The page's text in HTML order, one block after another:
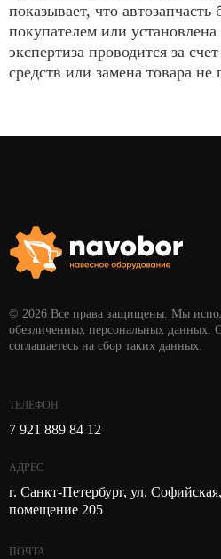
показывает, что
покупателем или
экспертиза проводится за
средств или замена товара не
© 2026 Все права защищены. Мы
обезличенных персональных данных.
соглашаетесь на сбор таких данных.
ТЕЛЕФОН
7 921 889 84 12
АДРЕС
г. Санкт-Петербург, ул.
помещение 205
ПОЧТА